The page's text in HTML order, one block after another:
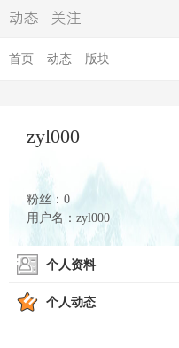
testddyy
动态 关注
首页 动态 版块
zyl000
粉丝：0
用户名：zyl000
个人资料
个人动态